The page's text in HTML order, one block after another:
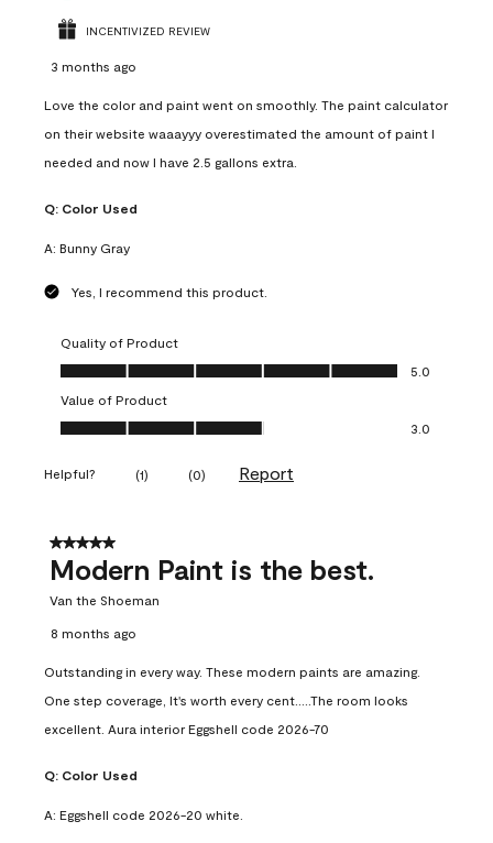
INCENTIVIZED REVIEW
3 months ago
Love the color and paint went on smoothly. The paint calculator
on their website waaayyy overestimated the amount of paint I
needed and now I have 2.5 gallons extra.
Q: Color Used
A: Bunny Gray
Yes, I recommend this product.
Quality of Product
Quality of Product, 5.0 out of 5
5.0
Value of Product
Value of Product, 3.0 out of 5
3.0
Helpful? (1) (0) Report
5 out of 5 stars.
Modern Paint is the best.
Van the Shoeman
8 months ago
Outstanding in every way. These modern paints are amazing.
One step coverage, It's worth every cent.....The room looks
excellent. Aura interior Eggshell code 2026-70
Q: Color Used
A: Eggshell code 2026-20 white.